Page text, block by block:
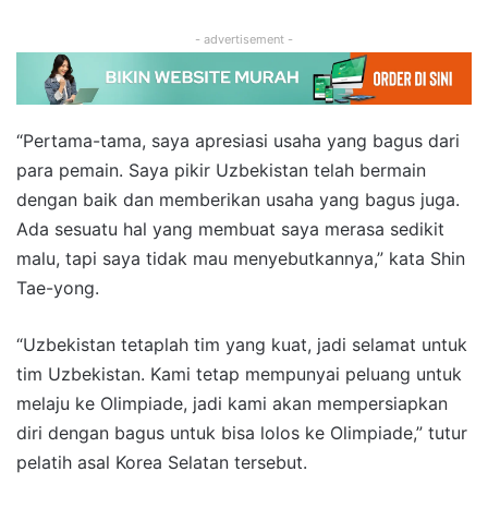
- advertisement -
“Pertama-tama, saya apresiasi usaha yang bagus dari
para pemain. Saya pikir Uzbekistan telah bermain
dengan baik dan memberikan usaha yang bagus juga.
Ada sesuatu hal yang membuat saya merasa sedikit
malu, tapi saya tidak mau menyebutkannya,” kata Shin
Tae-yong.
“Uzbekistan tetaplah tim yang kuat, jadi selamat untuk
tim Uzbekistan. Kami tetap mempunyai peluang untuk
melaju ke Olimpiade, jadi kami akan mempersiapkan
diri dengan bagus untuk bisa lolos ke Olimpiade,” tutur
pelatih asal Korea Selatan tersebut.